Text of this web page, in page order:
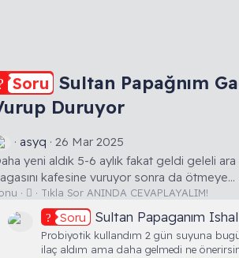
Soru Sultan Papağnım
Duruyor
asyq
26 Mar 2025
yeni aldık 5-6 aylık fakat geldi geleli ara
kafesine vuruyor sonra da ötmeye...
S Tıkla Sor ANINDA CEVAPLAYALIM!
Soru Sultan Papaganım
Probiyotik kullandım 2 gün suyuna
ilaç aldım ama daha gelmedi ne